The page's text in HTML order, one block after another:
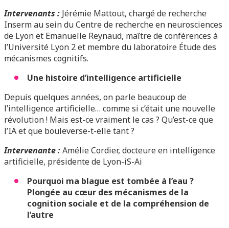
Intervenants : Jérémie Mattout, chargé de recherche
Inserm au sein du Centre de recherche en neurosciences
de Lyon et Emanuelle Reynaud, maître de conférences à
l’Université Lyon 2 et membre du laboratoire Étude des
mécanismes cognitifs.
Une histoire d’intelligence artificielle
Depuis quelques années, on parle beaucoup de
l’intelligence artificielle… comme si c’était une nouvelle
révolution ! Mais est-ce vraiment le cas ? Qu’est-ce que
l’IA et que bouleverse-t-elle tant ?
Intervenante :Amélie Cordier, docteure en intelligence
artificielle, présidente de Lyon-iS-Ai
Pourquoi ma blague est tombée à l’eau ?
Plongée au cœur des mécanismes de la
cognition sociale et de la compréhension de
l’autre